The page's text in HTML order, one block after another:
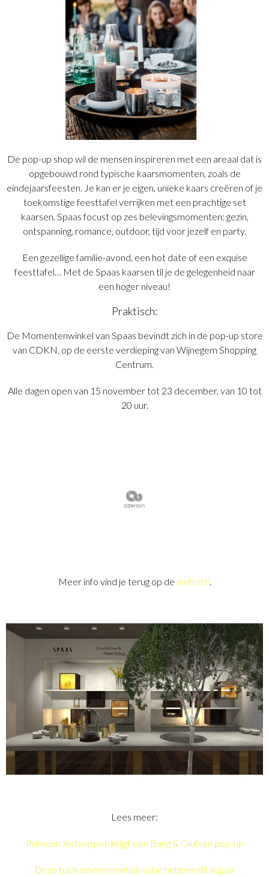
De pop-up shop wil de mensen inspireren met een areaal dat is
opgebouwd rond typische kaarsmomenten, zoals de
eindejaarsfeesten. Je kan er je eigen, unieke kaars creëren of je
toekomstige feesttafel verrijken met een prachtige set
kaarsen. Spaas focust op zes belevingsmomenten: gezin,
ontspanning, romance, outdoor, tijd voor jezelf en party.
Een gezellige familie-avond, een hot date of een exquise
feesttafel… Met de Spaas kaarsen til je de gelegenheid naar
een hoger niveau!
Praktisch:
De Momentenwinkel van Spaas bevindt zich in de pop-up store
van CDKN, op de eerste verdieping van Wijnegem Shopping
Centrum.
Alle dagen open van 15 november tot 23 december, van 10 tot
20 uur.
Meer info vind je terug op de website.
Lees meer:
Primeur: Antwerpen krijgt een Bang & Olufsen pop-up
Deze badkameressentials wil je hebben dit najaar